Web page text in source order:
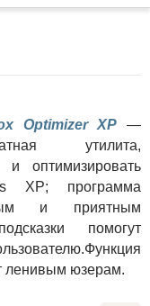
Optimizer XP —
утилита,
оптимизировать
XP; программа
и приятным
помогут
ленивым юзерам.